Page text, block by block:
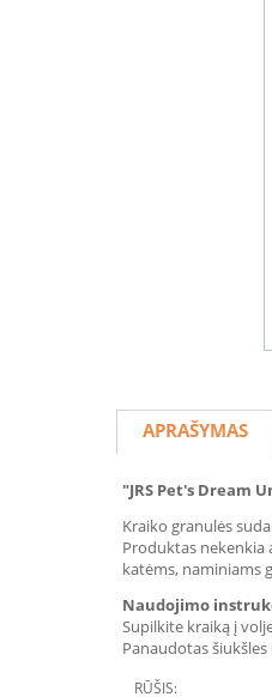
APRAŠYMAS
"JRS Pet's Dream
Kraiko granulės
Produktas nekenkia
katėms, naminiams
Naudojimo
Supilkite kraiką į
Panaudotas
RŪŠIS: